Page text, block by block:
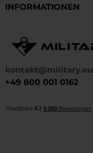
kontakt@military.eu
+49 800 001 0162
INFORMATIONEN